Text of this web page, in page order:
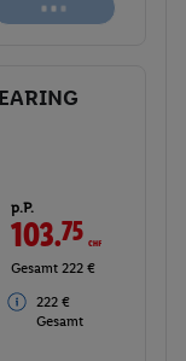
p.P.
103.75CHF
Gesamt 222 €
222 €
Gesamt